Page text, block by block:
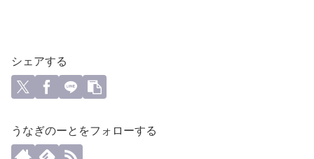
シェアする
うなぎのーとをフォローする